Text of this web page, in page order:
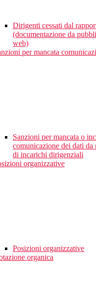
Dirigenti cessati dal
(documentazione da
web)
per mancata
Sanzioni per mancata o
comunicazione dei dati da
di incarichi dirigenziali
organizzative
Posizioni organizzative
organica